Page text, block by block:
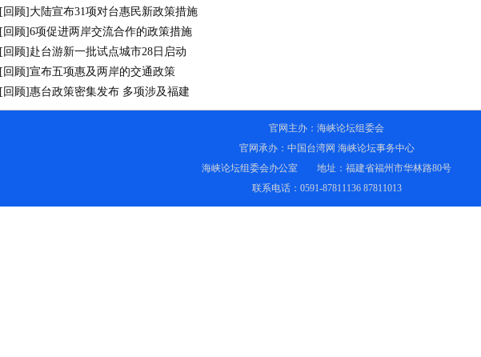
[回顾]大陆宣布31项对台惠民新政策措施
[回顾]6项促进两岸交流合作的政策措施
[回顾]赴台游新一批试点城市28日启动
[回顾]宣布五项惠及两岸的交通政策
[回顾]惠台政策密集发布 多项涉及福建
官网主办：海峡论坛组委会
官网承办： 中国台湾网 海峡论坛事务中心
海峡论坛组委会办公室 地址：福建省福州市华林路80号
联系电话：0591-87811136 87811013